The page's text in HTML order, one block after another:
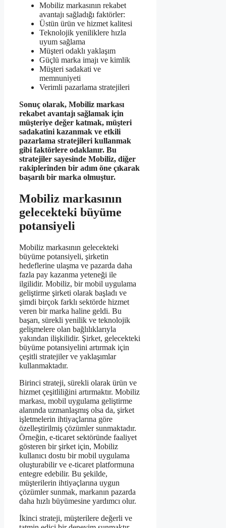
Mobiliz markasının rekabet
avantajı sağladığı faktörler:
Üstün ürün ve hizmet kalitesi
Teknolojik yeniliklere hızla
uyum sağlama
Müşteri odaklı yaklaşım
Güçlü marka imajı ve kimlik
Müşteri sadakati ve
memnuniyeti
Verimli pazarlama stratejileri
Sonuç olarak, Mobiliz markası
rekabet avantajı sağlamak için
müşteriye değer katmak, müşteri
sadakatini kazanmak ve etkili
pazarlama stratejileri kullanmak
gibi faktörlere odaklanır. Bu
stratejiler sayesinde Mobiliz, diğer
rakiplerinden bir adım öne çıkarak
başarılı bir marka olmuştur.
Mobiliz markasının
gelecekteki büyüme
potansiyeli
Mobiliz markasının gelecekteki
büyüme potansiyeli, şirketin
hedeflerine ulaşma ve pazarda daha
fazla pay kazanma yeteneği ile
ilgilidir. Mobiliz, bir mobil uygulama
geliştirme şirketi olarak başladı ve
şimdi birçok farklı sektörde hizmet
veren bir marka haline geldi. Bu
başarı, sürekli yenilik ve teknolojik
gelişmelere olan bağlılıklarıyla
yakından ilişkilidir. Şirket, gelecekteki
büyüme potansiyelini artırmak için
çeşitli stratejiler ve yaklaşımlar
kullanmaktadır.
Birinci strateji, sürekli olarak ürün ve
hizmet çeşitliliğini artırmaktır. Mobiliz
markası, mobil uygulama geliştirme
alanında uzmanlaşmış olsa da, şirket
işletmelerin ihtiyaçlarına göre
özelleştirilmiş çözümler sunmaktadır.
Örneğin, e-ticaret sektöründe faaliyet
gösteren bir şirket için, Mobiliz
kullanıcı dostu bir mobil uygulama
oluşturabilir ve e-ticaret platformuna
entegre edebilir. Bu şekilde,
müşterilerin ihtiyaçlarına uygun
çözümler sunmak, markanın pazarda
daha hızlı büyümesine yardımcı olur.
İkinci strateji, müşterilere değerli ve